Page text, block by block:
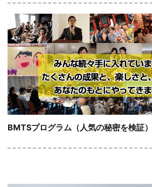
BMTSプログラム（人気の秘密を検証）